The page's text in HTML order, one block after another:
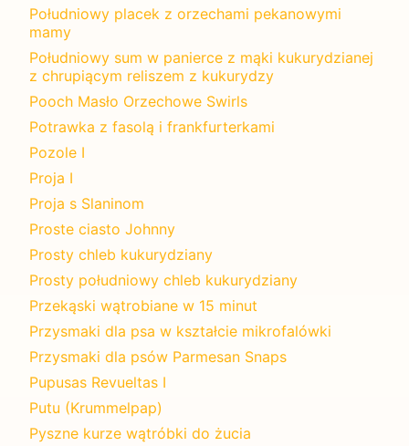
Południowy placek z orzechami pekanowymi
mamy
Południowy sum w panierce z mąki kukurydzianej
z chrupiącym reliszem z kukurydzy
Pooch Masło Orzechowe Swirls
Potrawka z fasolą i frankfurterkami
Pozole I
Proja I
Proja s Slaninom
Proste ciasto Johnny
Prosty chleb kukurydziany
Prosty południowy chleb kukurydziany
Przekąski wątrobiane w 15 minut
Przysmaki dla psa w kształcie mikrofalówki
Przysmaki dla psów Parmesan Snaps
Pupusas Revueltas I
Putu (Krummelpap)
Pyszne kurze wątróbki do żucia